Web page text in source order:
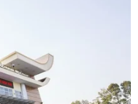
định sử dụng